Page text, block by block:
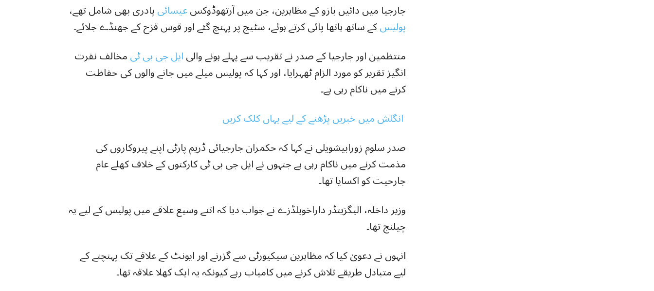
جارجیا میں دائیں بازو کے مظاہرین، جن میں آرتھوڈوکسعیسائیپادری بھی شامل تھے،
پولیسکے ساتھ ہاتھا پائی کرتے ہوئے، سٹیج پر پہنچ گئے اور قوس قزح کے جھنڈے جلائے۔
منتظمین اور جارجیا کے صدر نے تقریب سے پہلے ہونے والیایل جی بی ٹیمخالف نفرت
انگیز تقریر کو مورد الزام ٹھہرایا، اور کہا کہ پولیس میلے میں جانے والوں کی حفاظت
کرنے میں ناکام رہی ہے۔
صدر سلوم زورابیشویلی نے کہا کہ حکمران جارجیائی ڈریم پارٹی اپنے پیروکاروں کی
مذمت کرنے میں ناکام رہی ہے جنہوں نے ایل جی بی ٹی کارکنوں کے خلاف کھلے عام
جارحیت کو اکسایا تھا۔
وزیر داخلہ، الیگزینڈر داراخویلڈزے نے جواب دیا کہ اتنے وسیع علاقے میں پولیس کے لیے یہ
چیلنج تھا۔
انہوں نے دعویٰ کیا کہ مظاہرین سیکیورٹی سے گزرنے اور ایونٹ کے علاقے تک پہنچنے کے
لیے متبادل طریقے تلاش کرنے میں کامیاب رہے کیونکہ یہ ایک کھلا علاقہ تھا۔